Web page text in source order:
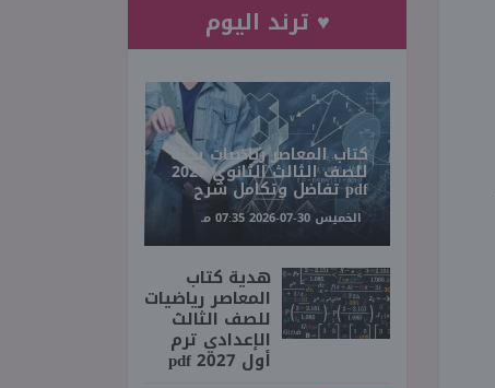
♥ ترند اليوم
كتاب المعاصر رياضيات بحته
للصف الثالث الثانوي 2027
pdf تفاضل وتكامل شرح
الخميس 30-07-2026 07:35 مـ
هدية كتاب
المعاصر رياضيات
للصف الثالث
الإعدادي ترم
أول 2027 pdf